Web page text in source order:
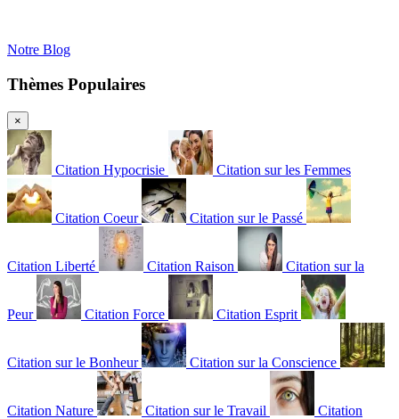
Notre Blog
Thèmes Populaires
×
Citation Hypocrisie Citation sur les Femmes
Citation Coeur Citation sur le Passé
Citation Liberté Citation Raison Citation sur la
Peur Citation Force Citation Esprit
Citation sur le Bonheur Citation sur la Conscience
Citation Nature Citation sur le Travail Citation